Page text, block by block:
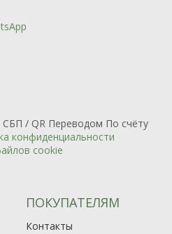
СБП / QR Переводом По счёту
конфиденциальности
cookie
ПОКУПАТЕЛЯМ
Контакты